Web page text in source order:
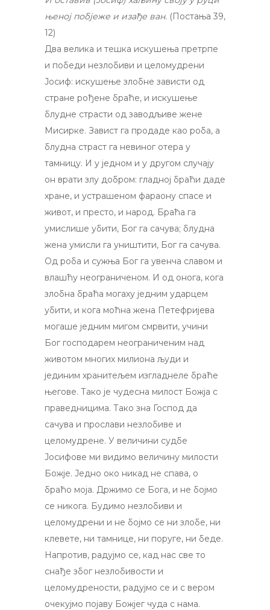
њеној побјеже и изађе ван. (Постања 39,
12)
Два велика и тешка искушења претрпе
и победи незлобиви и целомудрени
Јосиф: искушење злобне зависти од
стране рођене браће, и искушење
блудне страсти од заводљиве жене
Мисирке. Завист га продаде као роба, а
блудна страст га невиног отера у
тамницу. И у једном и у другом случају
он врати злу добром: гладној браћи даде
хране, и устрашеном фараону спасе и
живот, и престо, и народ. Браћа га
умислише убити, Бог га сачува; блудна
жена умисли га уништити, Бог га сачува.
Од роба и сужња Бог га увенча славом и
влашћу неограниченом. И од онога, кога
злобна браћа могаху једним ударцем
убити, и кога моћна жена Петефријева
могаше једним мигом смрвити, учини
Бог господарем неограниченим над
животом многих милиона људи и
јединим хранитељем изгладнеле браће
његове. Тако је чудесна милост Божја с
праведницима. Тако зна Господ да
сачува и прослави незлобиве и
целомудрене. У величини судбе
Јосифове ми видимо величину милости
Божје. Једно око никад не спава, о
браћо моја. Држимо се Бога, и не бојмо
се никога. Будимо незлобиви и
целомудрени и не бојмо се ни злобе, ни
клевете, ни тамнице, ни поруге, ни беде.
Напротив, радујмо се, кад нас све то
снађе због незлобивости и
целомудрености, радујмо се и с вером
очекујмо појаву Божјег чуда с нама.